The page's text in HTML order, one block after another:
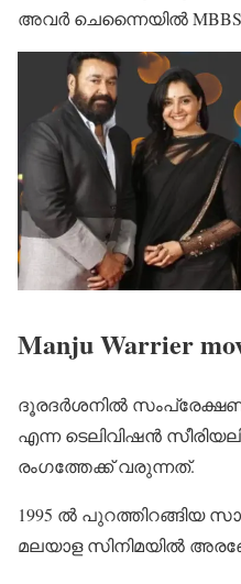
അവർ ചെന്നൈയിൽ
Manju Warrier
ദൂരദർശനിൽ
എന്ന ടെലിവിഷൻ
രംഗത്തേക്ക് വരുന്നത്.
1995 ൽ പുറത്തിറങ്ങിയ
മലയാള സിനിമയിൽ